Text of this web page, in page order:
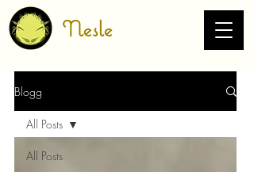
Nesle
Blogg
All Posts
All Posts